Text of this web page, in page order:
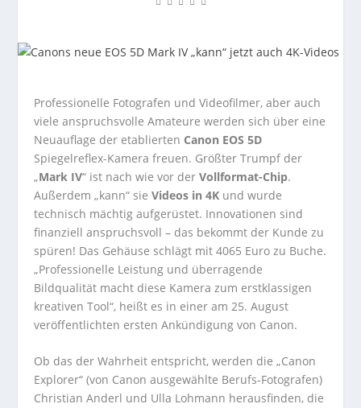
Professionelle Fotografen und Videofilmer, aber auch
viele anspruchsvolle Amateure werden sich über eine
Neuauflage der etablierten Canon EOS 5D
Spiegelreflex-Kamera freuen. Größter Trumpf der
„Mark IV“ ist nach wie vor derVollformat-Chip.
Außerdem „kann“ sie Videos in 4K und wurde
technisch mächtig aufgerüstet. Innovationen sind
finanziell anspruchsvoll – das bekommt der Kunde zu
spüren! Das Gehäuse schlägt mit 4065 Euro zu Buche.
„Professionelle Leistung und überragende
Bildqualität macht diese Kamera zum erstklassigen
kreativen Tool“, heißt es in einer am 25. August
veröffentlichten ersten Ankündigung von Canon.
Ob das der Wahrheit entspricht, werden die „Canon
Explorer“ (von Canon ausgewählte Berufs-Fotografen)
Christian Anderl und Ulla Lohmann herausfinden, die